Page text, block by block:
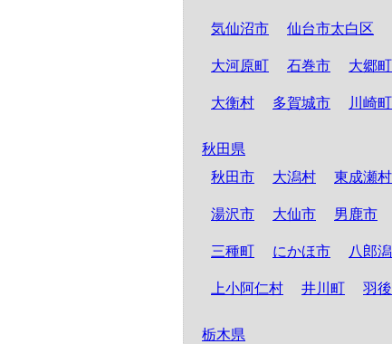
気仙沼市 仙台市太白区
大河原町 石巻市 大郷町
大衡村 多賀城市 川崎町
秋田県
秋田市
大潟村 東成瀬村
湯沢市 大仙市 男鹿市
三種町 にかほ市 八郎
上小阿仁村 井川町 羽
栃木県